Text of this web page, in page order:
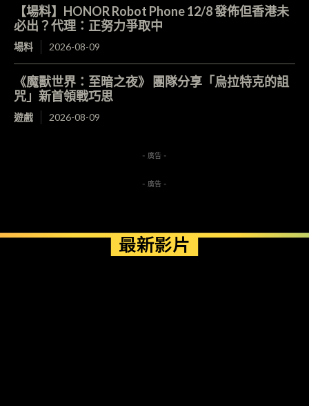
【場料】HONOR Robot Phone 12/8 發佈但香港未
必出？代理：正努力爭取中
場料 2026-08-09
《魔獸世界：至暗之夜》 團隊分享「烏拉特克的詛
咒」新首領戰巧思
遊戲 2026-08-09
- 廣告 -
- 廣告 -
最新影片